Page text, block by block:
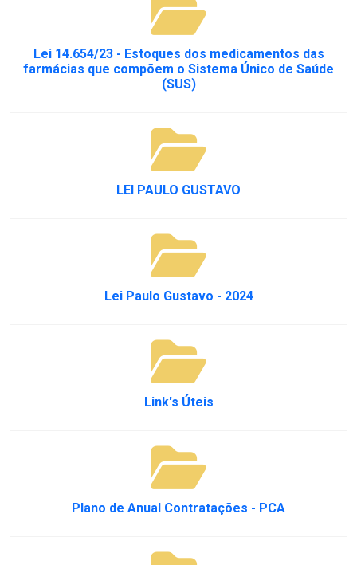
Lei 14.654/23 - Estoques dos medicamentos das
farmácias que compõem o Sistema Único de Saúde
(SUS)
LEI PAULO GUSTAVO
Lei Paulo Gustavo - 2024
Link's Úteis
Plano de Anual Contratações - PCA